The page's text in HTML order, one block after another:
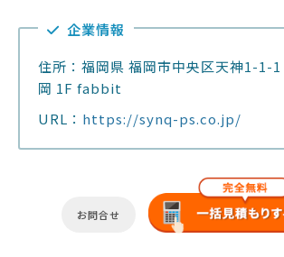
企業情報
住所：福岡県 福岡市中央区天神1-1-1
岡 1F fabbit
URL： https://synq-ps.co.jp/
お問合せ